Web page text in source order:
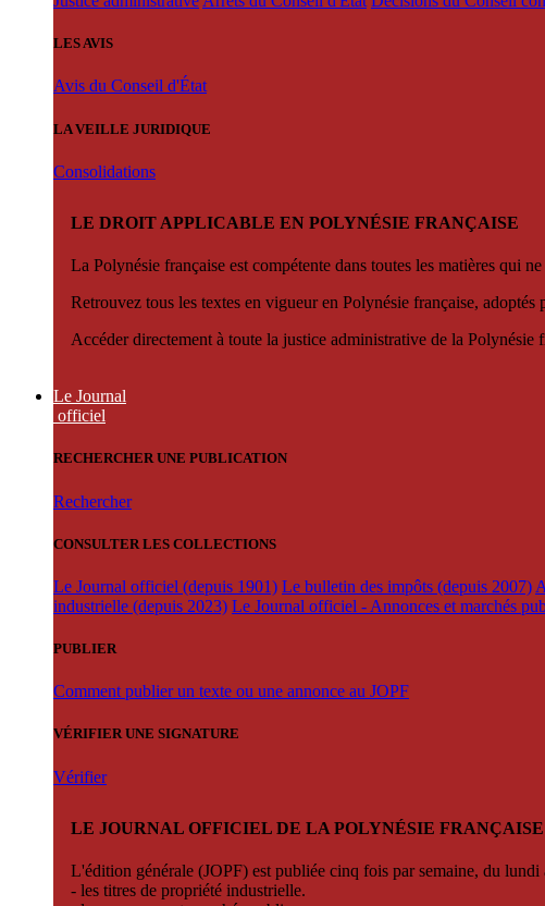
LES AVIS
Avis du Conseil d'État
LA VEILLE JURIDIQUE
Consolidations
LE DROIT APPLICABLE EN POLYNÉSIE FRANÇAISE
La Polynésie française est compétente dans toutes les matières qui
Retrouvez tous les textes en vigueur en Polynésie française,
Accéder directement à toute la justice administrative de la Polynésie
Le Journal
officiel
RECHERCHER UNE PUBLICATION
Rechercher
CONSULTER LES COLLECTIONS
Le Journal officiel (depuis 1901) Le bulletin des impôts (depuis 2007)
industrielle (depuis 2023) Le Journal officiel - Annonces et marchés
PUBLIER
Comment publier un texte ou une annonce au JOPF
VÉRIFIER UNE SIGNATURE
Vérifier
LE JOURNAL OFFICIEL DE LA POLYNÉSIE FRANÇAISE
L'édition générale (JOPF) est publiée cinq fois par semaine, du
- les titres de propriété industrielle.